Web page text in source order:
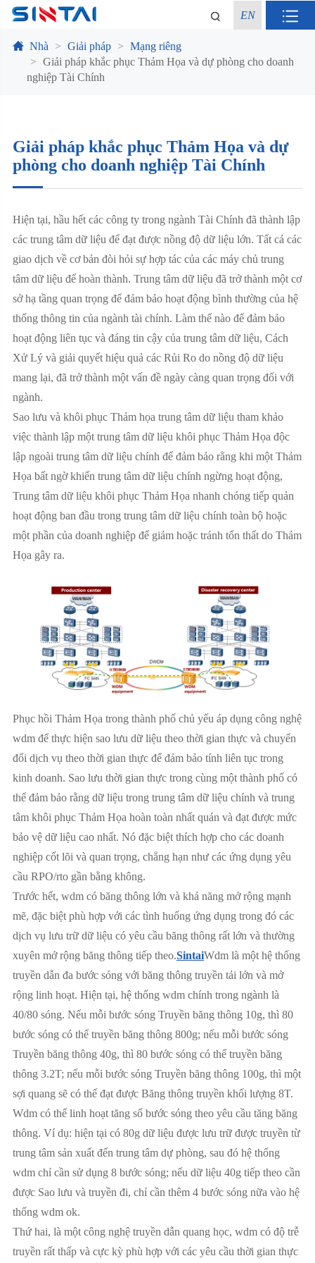
EN
Nhà Giải pháp
Mạng riêng
Giải pháp khắc phục Thảm Họa và dự phòng cho doanh
nghiệp Tài Chính
Giải pháp khắc phục Thảm Họa và dự
phòng cho doanh nghiệp Tài Chính
Hiện tại, hầu hết các công ty trong ngành Tài Chính đã thành lập
các trung tâm dữ liệu để đạt được nồng độ dữ liệu lớn. Tất cả các
giao dịch về cơ bản đòi hỏi sự hợp tác của các máy chủ trung
tâm dữ liệu để hoàn thành. Trung tâm dữ liệu đã trở thành một cơ
sở hạ tầng quan trọng để đảm bảo hoạt động bình thường của hệ
thống thông tin của ngành tài chính. Làm thế nào để đảm bảo
hoạt động liên tục và đáng tin cậy của trung tâm dữ liệu, Cách
Xử Lý và giải quyết hiệu quả các Rủi Ro do nồng độ dữ liệu
mang lại, đã trở thành một vấn đề ngày càng quan trọng đối với
ngành.
Sao lưu và khôi phục Thảm họa trung tâm dữ liệu tham khảo
việc thành lập một trung tâm dữ liệu khôi phục Thảm Họa độc
lập ngoài trung tâm dữ liệu chính để đảm bảo rằng khi một Thảm
Họa bất ngờ khiến trung tâm dữ liệu chính ngừng hoạt động,
Trung tâm dữ liệu khôi phục Thảm Họa nhanh chóng tiếp quản
hoạt động ban đầu trong trung tâm dữ liệu chính toàn bộ hoặc
một phần của doanh nghiệp để giảm hoặc tránh tổn thất do Thảm
Họa gây ra.
Phục hồi Thảm Họa trong thành phố chủ yếu áp dụng công nghệ
wdm để thực hiện sao lưu dữ liệu theo thời gian thực và chuyển
đổi dịch vụ theo thời gian thực để đảm bảo tính liên tục trong
kinh doanh. Sao lưu thời gian thực trong cùng một thành phố có
thể đảm bảo rằng dữ liệu trong trung tâm dữ liệu chính và trung
tâm khôi phục Thảm Họa hoàn toàn nhất quán và đạt được mức
bảo vệ dữ liệu cao nhất. Nó đặc biệt thích hợp cho các doanh
nghiệp cốt lõi và quan trọng, chẳng hạn như các ứng dụng yêu
cầu RPO/rto gần bằng không.
Trước hết, wdm có băng thông lớn và khả năng mở rộng mạnh
mẽ, đặc biệt phù hợp với các tình huống ứng dụng trong đó các
dịch vụ lưu trữ dữ liệu có yêu cầu băng thông rất lớn và thường
xuyên mở rộng băng thông tiếp theo.SintaiWdm là một hệ thống
truyền dẫn đa bước sóng với băng thông truyền tải lớn và mở
rộng linh hoạt. Hiện tại, hệ thống wdm chính trong ngành là
40/80 sóng. Nếu mỗi bước sóng Truyền băng thông 10g, thì 80
bước sóng có thể truyền băng thông 800g; nếu mỗi bước sóng
Truyền băng thông 40g, thì 80 bước sóng có thể truyền băng
thông 3.2T; nếu mỗi bước sóng Truyền băng thông 100g, thì một
sợi quang sẽ có thể đạt được Băng thông truyền khối lượng 8T.
Wdm có thể linh hoạt tăng số bước sóng theo yêu cầu tăng băng
thông. Ví dụ: hiện tại có 80g dữ liệu được lưu trữ được truyền từ
trung tâm sản xuất đến trung tâm dự phòng, sau đó hệ thống
wdm chỉ cần sử dụng 8 bước sóng; nếu dữ liệu 40g tiếp theo cần
được Sao lưu và truyền đi, chỉ cần thêm 4 bước sóng nữa vào hệ
thống wdm ok.
Thứ hai, là một công nghệ truyền dẫn quang học, wdm có độ trễ
truyền rất thấp và cực kỳ phù hợp với các yêu cầu thời gian thực